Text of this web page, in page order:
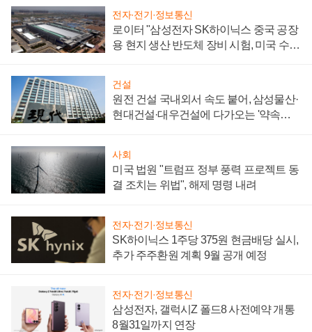
전자·전기·정보통신
로이터 "삼성전자 SK하이닉스 중국 공장
용 현지 생산 반도체 장비 시험, 미국 수출
건설
원전 건설 국내외서 속도 붙어, 삼성물산·
현대건설·대우건설에 다가오는 '약속의
사회
미국 법원 "트럼프 정부 풍력 프로젝트 동
결 조치는 위법", 해제 명령 내려
전자·전기·정보통신
SK하이닉스 1주당 375원 현금배당 실시,
추가 주주환원 계획 9월 공개 예정
전자·전기·정보통신
삼성전자, 갤럭시Z 폴드8 사전예약 개통
8월31일까지 연장